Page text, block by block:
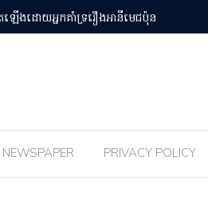
NEWSPAPER PRIVACY POLICY